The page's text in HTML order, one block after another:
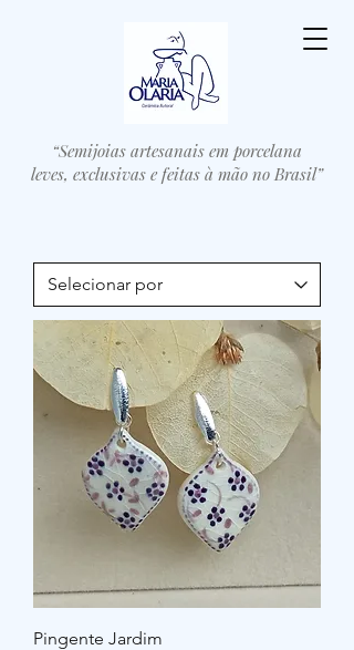
“Semijoias artesanais em porcelana
leves, exclusivas e feitas à mão no Brasil”
Pingente Jardim